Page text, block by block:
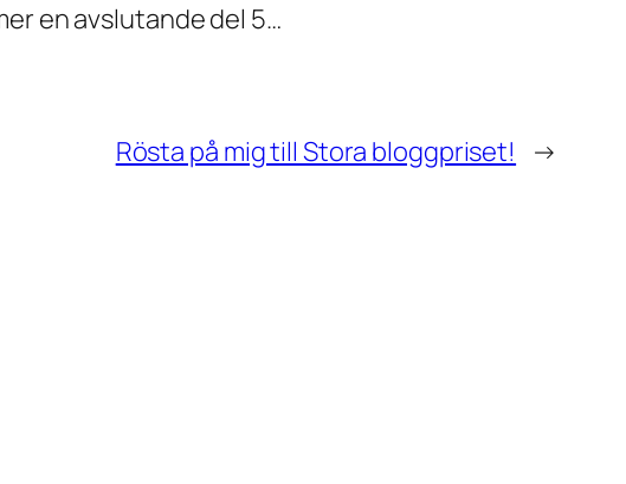
en avslutande del 5…
Rösta på mig till Stora bloggpriset! →